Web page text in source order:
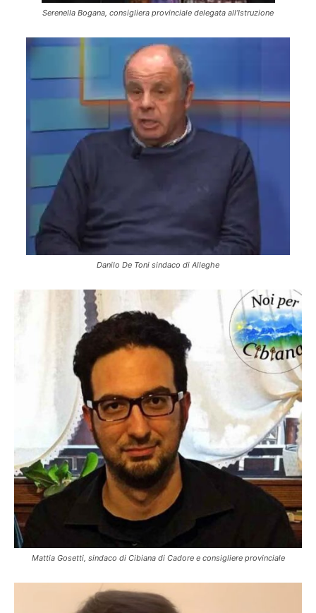
Serenella Bogana, consigliera provinciale delegata all’Istruzione
Danilo De Toni sindaco di Alleghe
Mattia Gosetti, sindaco di Cibiana di Cadore e consigliere provinciale